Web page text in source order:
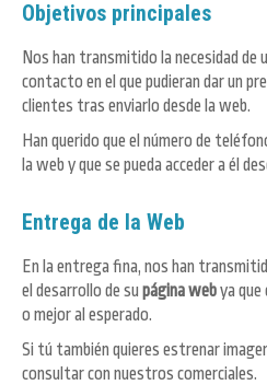
Objetivos principales
Nos han transmitido la necesidad
contacto en el que pudieran dar un
clientes tras enviarlo desde la web.
Han querido que el número de
la web y que se pueda acceder a él
Entrega de la Web
En la entrega fina, nos han
el desarrollo de su página webya que
o mejor al esperado.
Si tú también quieres estrenar
consultar con nuestros comerciales.